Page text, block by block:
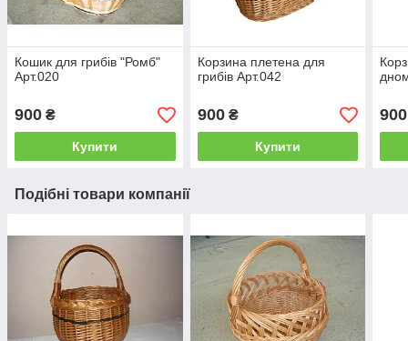
Кошик для грибів "Ромб"
Арт.020
900 ₴
Купити
Корзина плетена для
грибів Арт.042
900₴
Купити
900
Подібні товари компанії